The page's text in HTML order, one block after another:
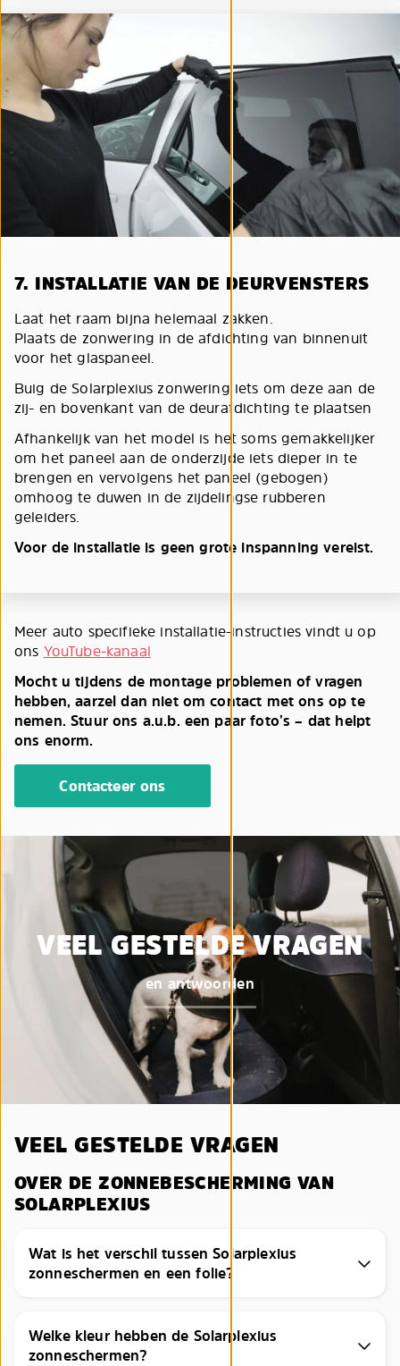
7. INSTALLATIE VAN DE DEURVENSTERS
Laat het raam bijna helemaal zakken.
Plaats de zonwering in de afdichting van binnenuit
voor het glaspaneel.
Buig de Solarplexius zonwering iets om deze aan de
zij- en bovenkant van de deurafdichting te plaatsen
Afhankelijk van het model is het soms gemakkelijker
om het paneel aan de onderzijde iets dieper in te
brengen en vervolgens het paneel (gebogen)
omhoog te duwen in de zijdelingse rubberen
geleiders.
Voor de installatie is geen grote inspanning vereist.
Meer auto specifieke installatie-instructies vindt u op
ons YouTube-kanaal
Mocht u tijdens de montage problemen of vragen
hebben, aarzel dan niet om contact met ons op te
nemen. Stuur ons a.u.b. een paar foto’s – dat helpt
ons enorm.
Contacteer ons
VEEL GESTELDE VRAGEN
en antwoorden
VEEL GESTELDE VRAGEN
OVER DE ZONNEBESCHERMING VAN
SOLARPLEXIUS
Wat is het verschil tussen Solarplexius
zonneschermen en een folie?
Welke kleur hebben de Solarplexius
zonneschermen?